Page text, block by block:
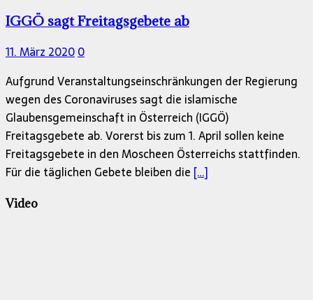
IGGÖ sagt Freitagsgebete ab
11. März 20200
Aufgrund Veranstaltungseinschränkungen der Regierung
wegen des Coronaviruses sagt die islamische
Glaubensgemeinschaft in Österreich (IGGÖ)
Freitagsgebete ab. Vorerst bis zum 1. April sollen keine
Freitagsgebete in den Moscheen Österreichs stattfinden.
Für die täglichen Gebete bleiben die […]
Video